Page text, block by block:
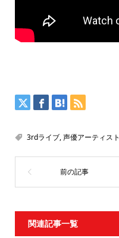
3rdライブ,声優アーティスト
関連記事一覧